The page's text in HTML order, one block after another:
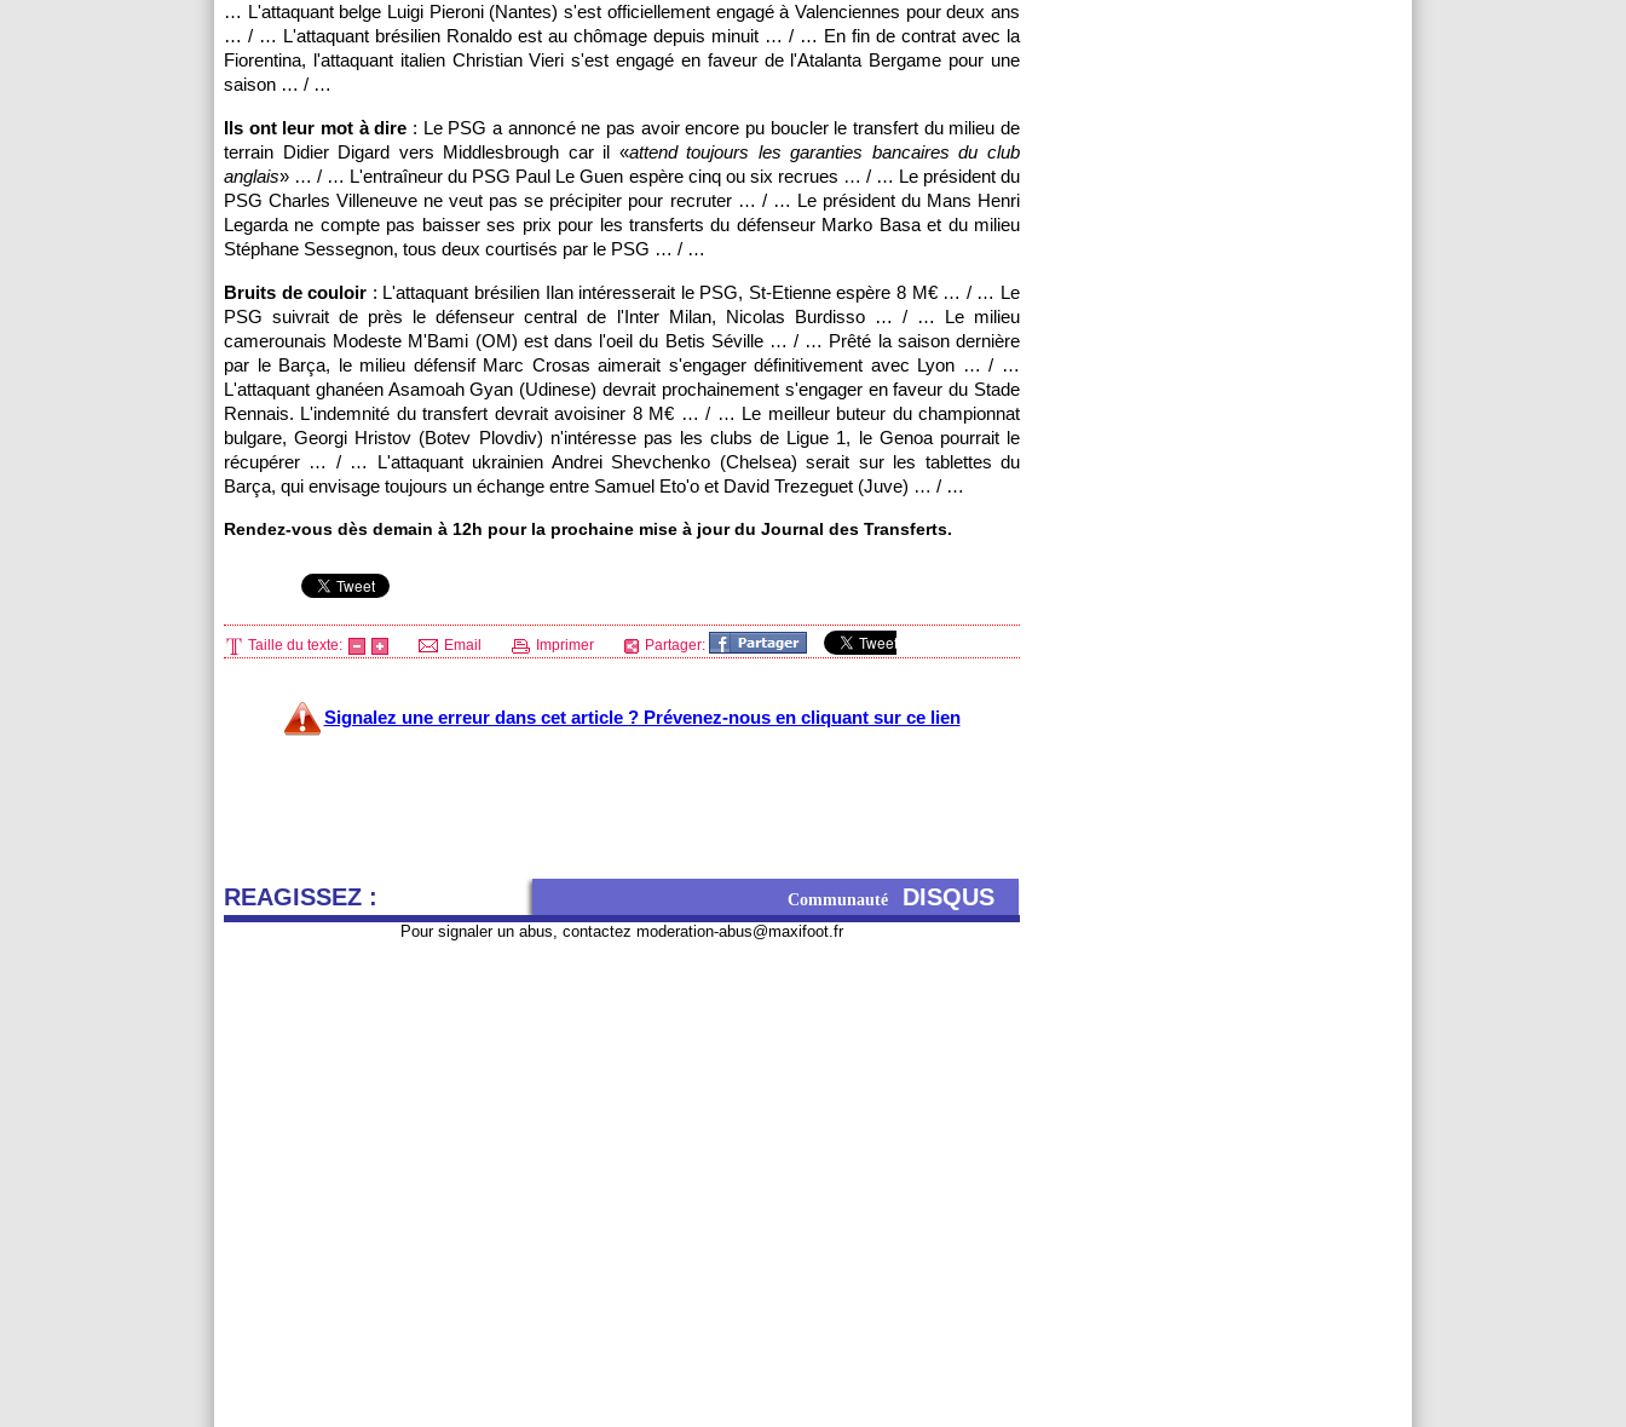
… L'attaquant belge Luigi Pieroni (Nantes) s'est officiellement engagé à Valenciennes pour deux ans
… / … L'attaquant brésilien Ronaldo est au chômage depuis minuit … / … En fin de contrat avec la
Fiorentina, l'attaquant italien Christian Vieri s'est engagé en faveur de l'Atalanta Bergame pour une
saison … / …
Ils ont leur mot à dire : Le PSG a annoncé ne pas avoir encore pu boucler le transfert du milieu de
terrain Didier Digard vers Middlesbrough car il «attend toujours les garanties bancaires du club
anglais» … / … L'entraîneur du PSG Paul Le Guen espère cinq ou six recrues … / … Le président du
PSG Charles Villeneuve ne veut pas se précipiter pour recruter … / … Le président du Mans Henri
Legarda ne compte pas baisser ses prix pour les transferts du défenseur Marko Basa et du milieu
Stéphane Sessegnon, tous deux courtisés par le PSG … / …
Bruits de couloir : L'attaquant brésilien Ilan intéresserait le PSG, St-Etienne espère 8 M€ … / … Le
PSG suivrait de près le défenseur central de l'Inter Milan, Nicolas Burdisso … / … Le milieu
camerounais Modeste M'Bami (OM) est dans l'oeil du Betis Séville … / … Prêté la saison dernière
par le Barça, le milieu défensif Marc Crosas aimerait s'engager définitivement avec Lyon … / …
L'attaquant ghanéen Asamoah Gyan (Udinese) devrait prochainement s'engager en faveur du Stade
Rennais. L'indemnité du transfert devrait avoisiner 8 M€ … / … Le meilleur buteur du championnat
bulgare, Georgi Hristov (Botev Plovdiv) n'intéresse pas les clubs de Ligue 1, le Genoa pourrait le
récupérer … / … L'attaquant ukrainien Andrei Shevchenko (Chelsea) serait sur les tablettes du
Barça, qui envisage toujours un échange entre Samuel Eto'o et David Trezeguet (Juve) … / …
Rendez-vous dès demain à 12h pour la prochaine mise à jour du Journal des Transferts.
Taille du texte: Email Imprimer Partager:
Signalez une erreur dans cet article ? Prévenez-nous en cliquant sur ce lien
REAGISSEZ : Communauté DISQUS
Pour signaler un abus, contactez moderation-abus@maxifoot.fr